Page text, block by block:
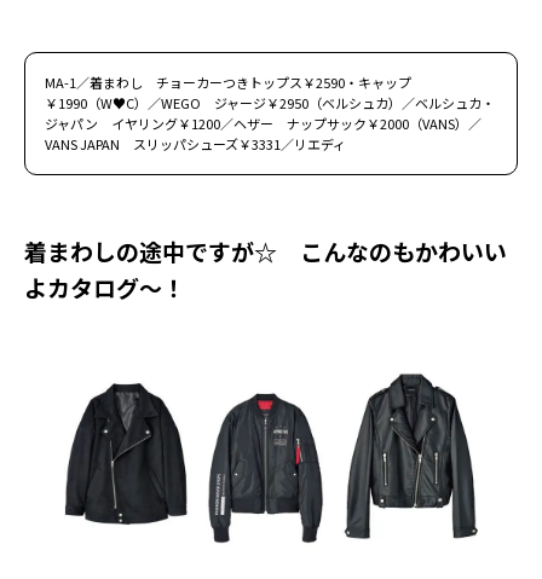
MA-1／着まわし チョーカーつきトップス￥2590・キャップ
￥1990（W♥C）／WEGO ジャージ￥2950（ベルシュカ）／ベルシュカ・
ジャパン イヤリング￥1200／ヘザー ナップサック￥2000（VANS）／
VANS JAPAN スリッパシューズ￥3331／リエディ
着まわしの途中ですが☆ こんなのもかわいい
よカタログ～！